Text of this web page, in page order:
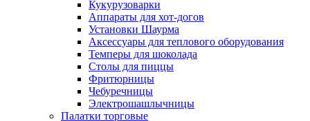
Кукурузоварки
Аппараты для хот-догов
Установки Шаурма
Аксессуары для теплового оборудования
Темперы для шоколада
Столы для пиццы
Фритюрницы
Чебуречницы
Электрошашлычницы
Палатки торговые